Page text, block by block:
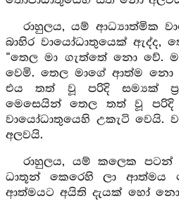
රාහුලය, යම් ආධ්‍යාත්මික
බාහිර වායෝධාතුයෙක් ඇද්ද,
“තෙල මා ගැත්තේ නො වේ.
වෙමි. තෙල මාගේ ආත්ම නො
එය තත් වූ පරිදි සම්‍යක්
මෙසෙයින් තෙල තත් වූ පරිදි
වායෝධාතුයෙහි උකැටි වෙයි.
අලවයි.
රාහුලය, යම් කලෙක
ධාතූන් කෙරෙහි ලා
ආත්මයට අයිති දැයක් හෝ නො